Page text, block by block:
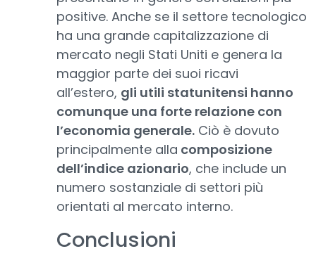
positive. Anche se il settore tecnologico
ha una grande capitalizzazione di
mercato negli Stati Uniti e genera la
maggior parte dei suoi ricavi
all’estero, gli utili statunitensi hanno
comunque una forte relazione con
l’economia generale. Ciò è dovuto
principalmente alla composizione
dell’indice azionario, che include un
numero sostanziale di settori più
orientati al mercato interno.
Conclusioni